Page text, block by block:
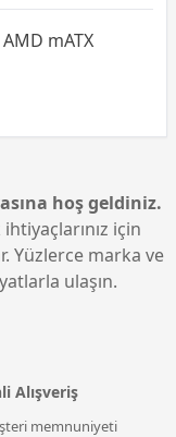
mATX
hoş geldiniz.
için
Yüzlerce marka ve
ulaşın.
Alışveriş
memnuniyeti